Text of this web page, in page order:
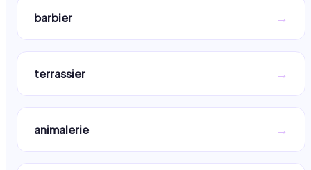
barbier →
terrassier →
animalerie →